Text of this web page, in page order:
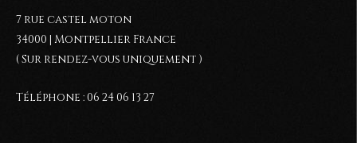
7 rue castel moton
34000 | Montpellier France
( Sur rendez-vous uniquement )
Téléphone : 06 24 06 13 27